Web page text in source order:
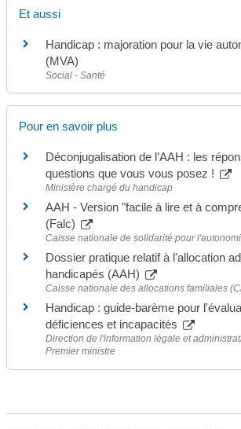
Et aussi
Handicap : majoration pour la vie
(MVA)
Social - Santé
Pour en savoir plus
Déconjugalisation de l’AAH : les
questions que vous vous posez !
Ministère chargé du handicap
AAH - Version "facile à lire et à
(Falc)
Caisse nationale de solidarité pour
Dossier pratique relatif à l'allocation
handicapés (AAH)
Caisse nationale des allocations familiales
Handicap : guide-barème pour
déficiences et incapacités
Direction de l'information légale et
Premier ministre